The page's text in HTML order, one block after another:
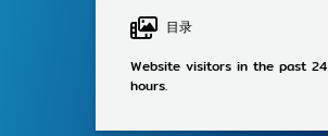
目录
Website visitors in the past 24
hours.